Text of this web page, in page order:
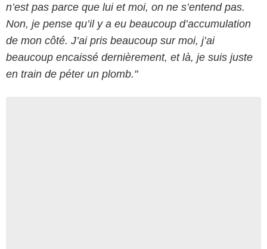
n’est pas parce que lui et moi, on ne s’entend pas.
Non, je pense qu’il y a eu beaucoup d’accumulation
de mon côté. J’ai pris beaucoup sur moi, j’ai
beaucoup encaissé dernièrement, et là, je suis juste
en train de péter un plomb."